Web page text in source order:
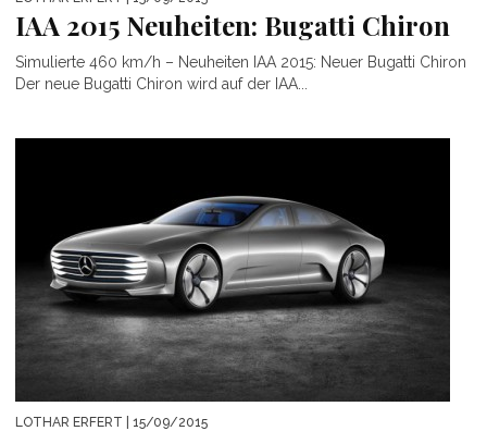
IAA 2015 Neuheiten: Bugatti Chiron
Simulierte 460 km/h – Neuheiten IAA 2015: Neuer Bugatti Chiron
Der neue Bugatti Chiron wird auf der IAA...
LOTHAR ERFERT | 15/09/2015